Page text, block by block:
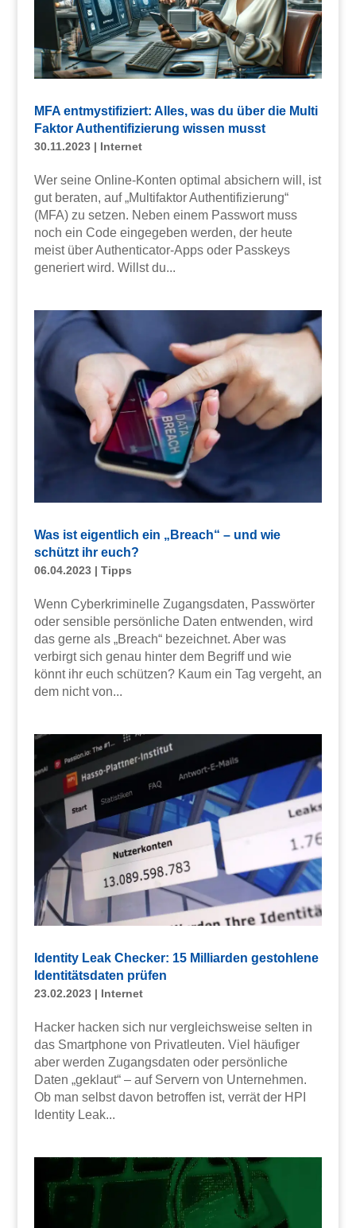
MFA entmystifiziert: Alles, was du über die Multi
Faktor Authentifizierung wissen musst
30.11.2023| Internet
Wer seine Online-Konten optimal absichern will, ist
gut beraten, auf „Multifaktor Authentifizierung“
(MFA) zu setzen. Neben einem Passwort muss
noch ein Code eingegeben werden, der heute
meist über Authenticator-Apps oder Passkeys
generiert wird. Willst du...
Was ist eigentlich ein „Breach“ – und wie
schützt ihr euch?
06.04.2023| Tipps
Wenn Cyberkriminelle Zugangsdaten, Passwörter
oder sensible persönliche Daten entwenden, wird
das gerne als „Breach“ bezeichnet. Aber was
verbirgt sich genau hinter dem Begriff und wie
könnt ihr euch schützen? Kaum ein Tag vergeht, an
dem nicht von...
Identity Leak Checker: 15 Milliarden gestohlene
Identitätsdaten prüfen
23.02.2023| Internet
Hacker hacken sich nur vergleichsweise selten in
das Smartphone von Privatleuten. Viel häufiger
aber werden Zugangsdaten oder persönliche
Daten „geklaut“ – auf Servern von Unternehmen.
Ob man selbst davon betroffen ist, verrät der HPI
Identity Leak...